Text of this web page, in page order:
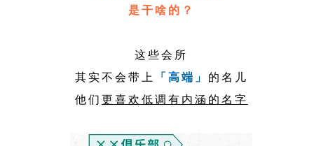
是干啥的？
这些会所
其实不会带上 「高端」 的名儿
他们更喜欢低调有内涵的名字